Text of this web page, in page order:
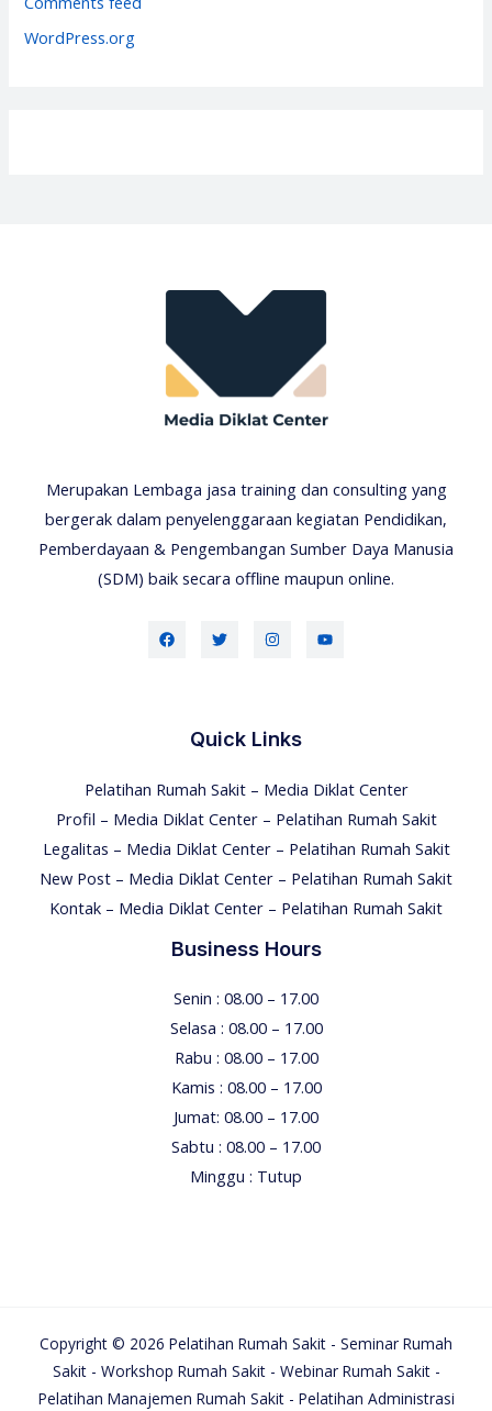
WordPress.org
Merupakan Lembaga jasa training dan consulting yang
bergerak dalam penyelenggaraan kegiatan Pendidikan,
Pemberdayaan & Pengembangan Sumber Daya Manusia
(SDM) baik secara offline maupun online.
Quick Links
Pelatihan Rumah Sakit – Media Diklat Center
Profil – Media Diklat Center – Pelatihan Rumah Sakit
Legalitas – Media Diklat Center – Pelatihan Rumah Sakit
New Post – Media Diklat Center – Pelatihan Rumah Sakit
Kontak – Media Diklat Center – Pelatihan Rumah Sakit
Business Hours
Senin : 08.00 – 17.00
Selasa : 08.00 – 17.00
Rabu : 08.00 – 17.00
Kamis : 08.00 – 17.00
Jumat: 08.00 – 17.00
Sabtu : 08.00 – 17.00
Minggu : Tutup
Copyright © 2026 Pelatihan Rumah Sakit - Seminar Rumah
Sakit - Workshop Rumah Sakit - Webinar Rumah Sakit -
Pelatihan Manajemen Rumah Sakit - Pelatihan Administrasi